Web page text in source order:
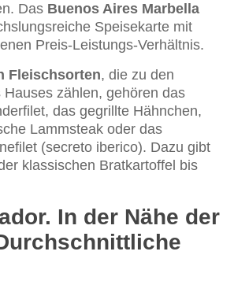
Das Buenos Aires Marbella
Speisekarte mit
Preis-Leistungs-Verhältnis.
Fleischsorten, die zu den
Hauses zählen, gehören das
das gegrillte Hähnchen,
Lammsteak oder das
(secreto iberico). Dazu gibt
klassischen Bratkartoffel bis
In der Nähe der